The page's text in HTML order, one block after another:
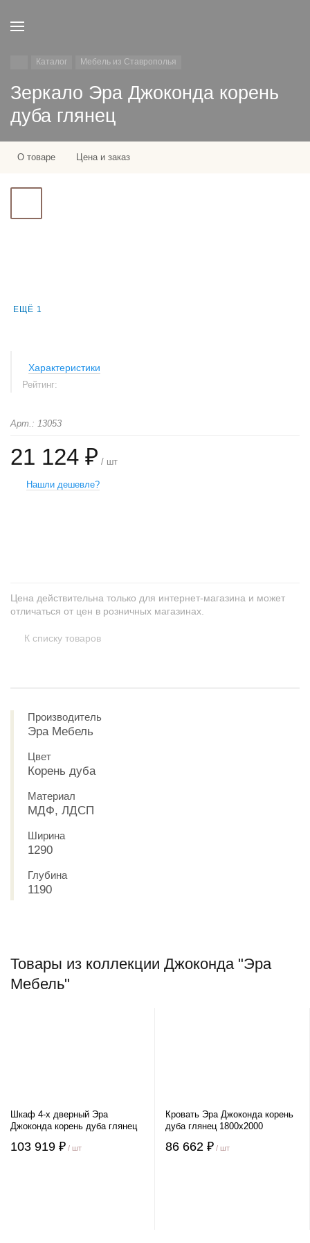
Каталог Мебель из Ставрополья
Зеркало Эра Джоконда корень
дуба глянец
О товаре Цена и заказ
ЕЩЁ 1
Характеристики
Рейтинг:
Арт.: 13053
21 124 ₽ / шт
Нашли дешевле?
Цена действительна только для интернет-магазина и может
отличаться от цен в розничных магазинах.
К списку товаров
Производитель
Эра Мебель
Цвет
Корень дуба
Материал
МДФ, ЛДСП
Ширина
1290
Глубина
1190
Товары из коллекции Джоконда "Эра
Мебель"
Шкаф 4-х дверный Эра
Джоконда корень дуба глянец
103 919 ₽ / шт
Кровать Эра Джоконда корень
дуба глянец 1800х2000
86 662 ₽ / шт